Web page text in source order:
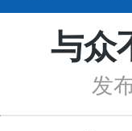
与众
发